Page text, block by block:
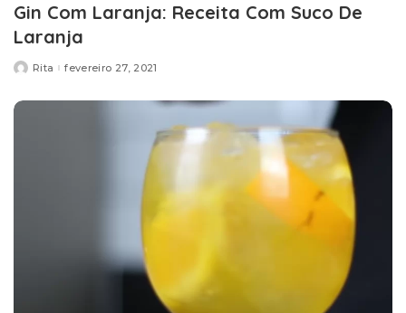
Gin Com Laranja: Receita Com Suco De
Laranja
Posted
Rita fevereiro 27, 2021